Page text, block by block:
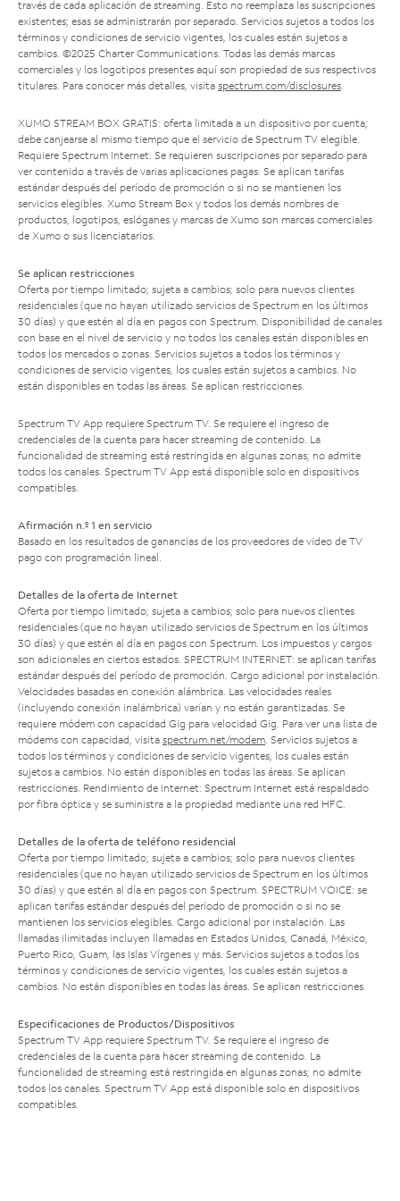
través de cada aplicación de streaming. Esto no reemplaza las suscripciones
existentes; esas se administrarán por separado. Servicios sujetos a todos los
términos y condiciones de servicio vigentes, los cuales están sujetos a
cambios. ©2025 Charter Communications. Todas las demás marcas
comerciales y los logotipos presentes aquí son propiedad de sus respectivos
titulares. Para conocer más detalles, visita spectrum.com/disclosures.
XUMO STREAM BOX GRATIS: oferta limitada a un dispositivo por cuenta;
debe canjearse al mismo tiempo que el servicio de Spectrum TV elegible.
Requiere Spectrum Internet. Se requieren suscripciones por separado para
ver contenido a través de varias aplicaciones pagas. Se aplican tarifas
estándar después del período de promoción o si no se mantienen los
servicios elegibles. Xumo Stream Box y todos los demás nombres de
productos, logotipos, eslóganes y marcas de Xumo son marcas comerciales
de Xumo o sus licenciatarios.
Se aplican restricciones
Oferta por tiempo limitado; sujeta a cambios; solo para nuevos clientes
residenciales (que no hayan utilizado servicios de Spectrum en los últimos
30 días) y que estén al día en pagos con Spectrum. Disponibilidad de canales
con base en el nivel de servicio y no todos los canales están disponibles en
todos los mercados o zonas. Servicios sujetos a todos los términos y
condiciones de servicio vigentes, los cuales están sujetos a cambios. No
están disponibles en todas las áreas. Se aplican restricciones.
Spectrum TV App requiere Spectrum TV. Se requiere el ingreso de
credenciales de la cuenta para hacer streaming de contenido. La
funcionalidad de streaming está restringida en algunas zonas; no admite
todos los canales. Spectrum TV App está disponible solo en dispositivos
compatibles.
Afirmación n.º 1 en servicio
Basado en los resultados de ganancias de los proveedores de video de TV
pago con programación lineal.
Detalles de la oferta de Internet
Oferta por tiempo limitado; sujeta a cambios; solo para nuevos clientes
residenciales (que no hayan utilizado servicios de Spectrum en los últimos
30 días) y que estén al día en pagos con Spectrum. Los impuestos y cargos
son adicionales en ciertos estados. SPECTRUM INTERNET: se aplican tarifas
estándar después del período de promoción. Cargo adicional por instalación.
Velocidades basadas en conexión alámbrica. Las velocidades reales
(incluyendo conexión inalámbrica) varían y no están garantizadas. Se
requiere módem con capacidad Gig para velocidad Gig. Para ver una lista de
módems con capacidad, visita spectrum.net/modem. Servicios sujetos a
todos los términos y condiciones de servicio vigentes, los cuales están
sujetos a cambios. No están disponibles en todas las áreas. Se aplican
restricciones. Rendimiento de Internet: Spectrum Internet está respaldado
por fibra óptica y se suministra a la propiedad mediante una red HFC.
Detalles de la oferta de teléfono residencial
Oferta por tiempo limitado; sujeta a cambios; solo para nuevos clientes
residenciales (que no hayan utilizado servicios de Spectrum en los últimos
30 días) y que estén al día en pagos con Spectrum. SPECTRUM VOICE: se
aplican tarifas estándar después del período de promoción o si no se
mantienen los servicios elegibles. Cargo adicional por instalación. Las
llamadas ilimitadas incluyen llamadas en Estados Unidos, Canadá, México,
Puerto Rico, Guam, las Islas Vírgenes y más. Servicios sujetos a todos los
términos y condiciones de servicio vigentes, los cuales están sujetos a
cambios. No están disponibles en todas las áreas. Se aplican restricciones.
Especificaciones de Productos/Dispositivos
Spectrum TV App requiere Spectrum TV. Se requiere el ingreso de
credenciales de la cuenta para hacer streaming de contenido. La
funcionalidad de streaming está restringida en algunas zonas; no admite
todos los canales. Spectrum TV App está disponible solo en dispositivos
compatibles.